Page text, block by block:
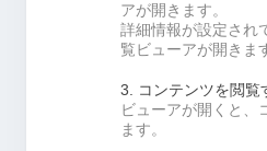
アが開きます。
詳細情報が設定され
覧ビューアが開きま
3. コンテンツを閲覧
ビューアが開くと、
ます。